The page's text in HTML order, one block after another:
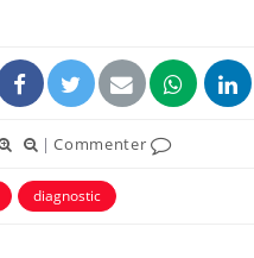
|Commenter
diagnostic